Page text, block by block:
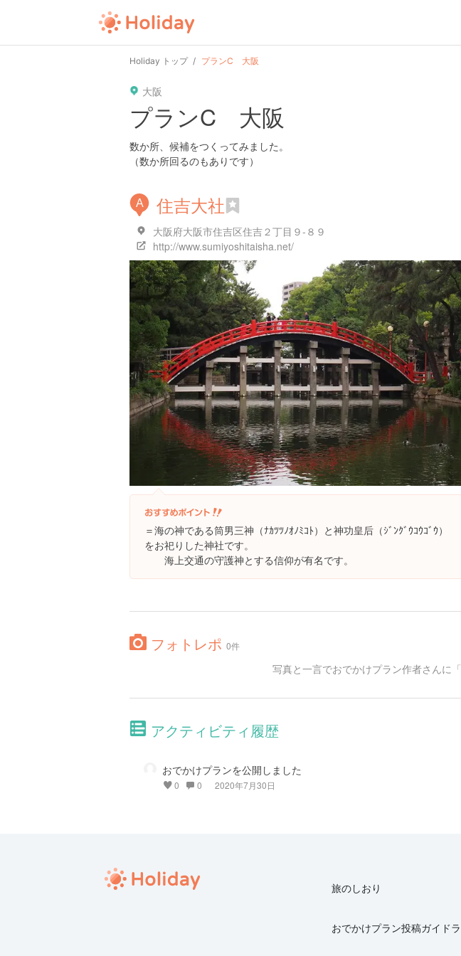
Holiday トップ プランC 大阪
大阪
プランC 大阪
数か所、候補をつくってみました。
（数か所回るのもありです）
A 住吉大社
大阪府大阪市住吉区住吉２丁目９-８９
http://www.sumiyoshitaisha.net/
＝海の神である筒男三神（ﾅｶﾂﾂﾉｵﾉﾐｺﾄ）と神功皇后（ｼﾞﾝｸﾞｳｺｳｺﾞｳ）
をお祀りした神社です。
海上交通の守護神とする信仰が有名です。
フォトレポ 0件
写真と一言でおでかけプラン作者さんに
アクティビティ履歴
おでかけプランを公開しました
0 0 2020年7月30日
旅のしおり
おでかけプラン投稿ガイド